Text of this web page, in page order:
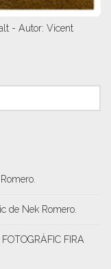
- Autor: Vicent
de Nek Romero.
FIRA